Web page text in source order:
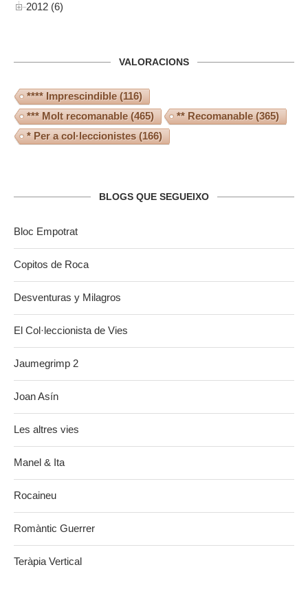
2012 (6)
VALORACIONS
**** Imprescindible(116)
*** Molt recomanable(465) ** Recomanable(365)
* Per a col·leccionistes (166)
BLOGS QUE SEGUEIXO
Bloc Empotrat
Copitos de Roca
Desventuras y Milagros
El Col·leccionista de Vies
Jaumegrimp 2
Joan Asín
Les altres vies
Manel & Ita
Rocaineu
Romàntic Guerrer
Teràpia Vertical